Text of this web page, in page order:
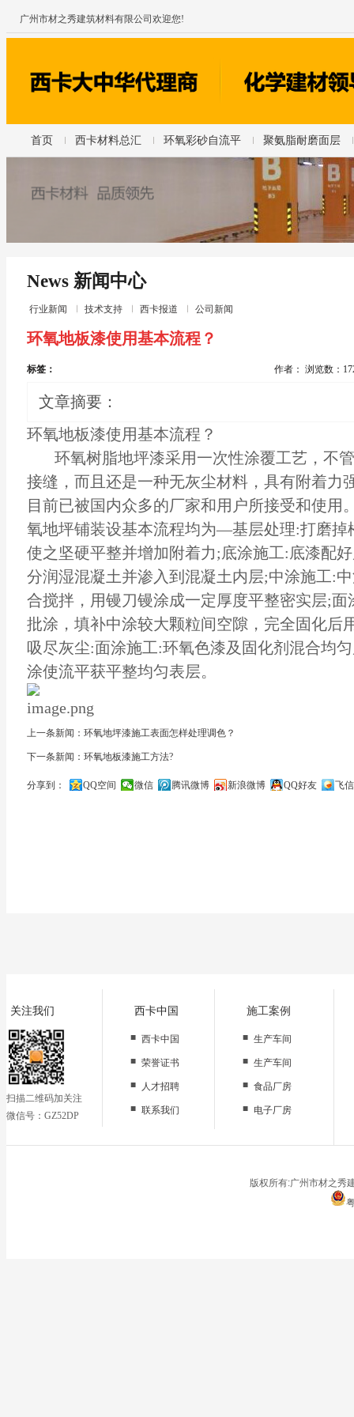
广州市材之秀建筑材料有限公司欢迎您!
首页 西卡材料总汇 环氧彩砂自流平 聚氨脂耐磨面层
News 新闻中心
行业新闻 技术支持 西卡报道 公司新闻
环氧地板漆使用基本流程？
标签： 作者： 浏览数：
文章摘要：
环氧地板漆使用基本流程？
环氧树脂地坪漆采用一次性涂覆工艺，不
接缝，而且还是一种无灰尘材料，具有附着力
目前已被国内众多的厂家和用户所接受和使用
氧地坪铺装设基本流程均为—基层处理:打磨掉
使之坚硬平整并增加附着力;底涂施工:底漆配
分润湿混凝土并渗入到混凝土内层;中涂施工:
合搅拌，用镘刀镘涂成一定厚度平整密实层;
批涂，填补中涂较大颗粒间空隙，完全固化后
吸尽灰尘:面涂施工:环氧色漆及固化剂混合均
涂使流平获平整均匀表层。
上一条新闻：环氧地坪漆施工表面怎样处理调色？
下一条新闻：环氧地板漆施工方法?
分享到： QQ空间 微信 腾讯微博 新浪微博 QQ好友
飞信
关注我们
扫描二维码加关注
微信号：GZ52DP
西卡中国
■ 西卡中国
■ 荣誉证书
■
人才招聘
■ 联系我们
施工案例
■ 生产车间
■ 生产车间
■ 食品厂房
■ 电子厂房
停车场
版权所有:广州市材之